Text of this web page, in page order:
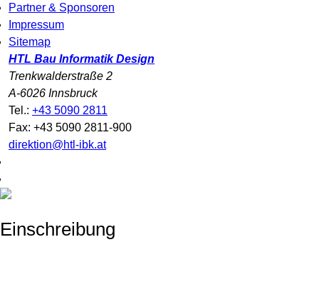
Partner & Sponsoren
Impressum
Sitemap
HTL Bau Informatik Design
Trenkwalderstraße 2
A-6026 Innsbruck
Tel.: +43 5090 2811
Fax: +43 5090 2811-900
direktion@htl-ibk.at
Einschreibung